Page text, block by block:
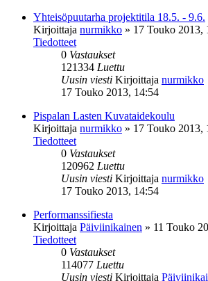
Yhteisöpuutarha projektitila 18.5. - 9.6.
Kirjoittaja nurmikko » 17 Touko 2013,
Tiedotteet
0 Vastaukset
121334 Luettu
Uusin viesti Kirjoittaja nurmikko
17 Touko 2013, 14:54
Pispalan Lasten Kuvataidekoulu
Kirjoittaja nurmikko » 17 Touko 2013,
Tiedotteet
0 Vastaukset
120962 Luettu
Uusin viesti Kirjoittaja nurmikko
17 Touko 2013, 14:54
Performanssifiesta
Kirjoittaja Päiviinikainen » 11 Touko
Tiedotteet
0 Vastaukset
114077 Luettu
Uusin viesti Kirjoittaja